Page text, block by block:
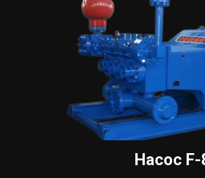
Насос F-